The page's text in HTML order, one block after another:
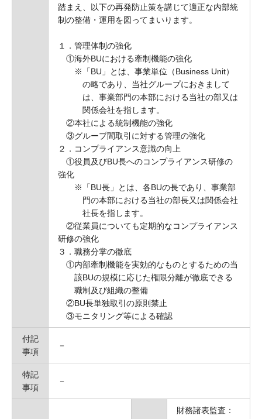
踏まえ、以下の再発防止策を講じて適正な内部統
制の整備・運用を図ってまいります。
１．管理体制の強化
①海外BUにおける牽制機能の強化
※「BU」とは、事業単位（Business Unit）
の略であり、当社グループにおきまして
は、事業部門の本部における当社の部又は
関係会社を指します。
②本社による統制機能の強化
③グループ間取引に対する管理の強化
２．コンプライアンス意識の向上
①役員及びBU長へのコンプライアンス研修の
強化
※「BU長」とは、各BUの長であり、事業部
門の本部における当社の部長又は関係会社
社長を指します。
②従業員についても定期的なコンプライアンス
研修の強化
３．職務分掌の徹底
①内部牽制機能を実効的なものとするための当
該BUの規模に応じた権限分離が徹底できる
職制及び組織の整備
②BU長単独取引の原則禁止
③モニタリング等による確認
付記
事項
－
特記
事項
－
財務諸表監査：